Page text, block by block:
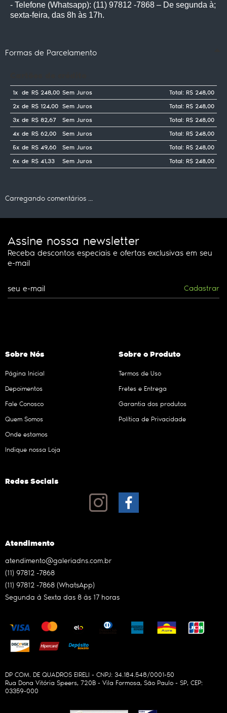
- Telefone (Whatsapp): (11) 97812 -7868 – De segunda à;
sexta-feira, das 8h às 17h.
Formas de Parcelamento
1x de R$ 248,00 Sem Juros
Total: R$ 248,00
2x de R$ 124,00 Sem Juros
Total: R$ 248,00
3x de R$ 82,67 Sem Juros
Total: R$ 248,00
4x de R$ 62,00 Sem Juros
Total: R$ 248,00
5x de R$ 49,60 Sem Juros
Total: R$ 248,00
6x de R$ 41,33 Sem Juros Total: R$ 248,00
Carregando comentários ...
Assine nossa newsletter
Receba descontos especiais e ofertas exclusivas em seu
e-mail
Cadastrar
Sobre Nós
Página Inicial
Depoimentos
Fale Conosco
Quem Somos
Onde estamos
Indique nossa Loja
Sobre o Produto
Termos de Uso
Fretes e Entrega
Garantia dos produtos
Política de Privacidade
Redes Sociais
Atendimento
(11) 97812 -7868
(11) 97812 -7868 (WhatsApp)
Segunda à Sexta das 8 às 17 horas
atendimento@galeriadns.com.br
DP COM. DE QUADROS EIRELI - CNPJ: 34.184.548/0001-50
Rua Dona Vitória Speers, 720B - Vila Formosa, São Paulo - SP, CEP:
03359-000